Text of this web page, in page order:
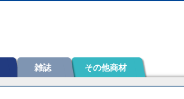
雑誌 その他商材